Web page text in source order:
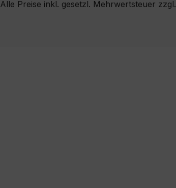
Alle Preise inkl. gesetzl. Mehrwertsteuer zzgl.